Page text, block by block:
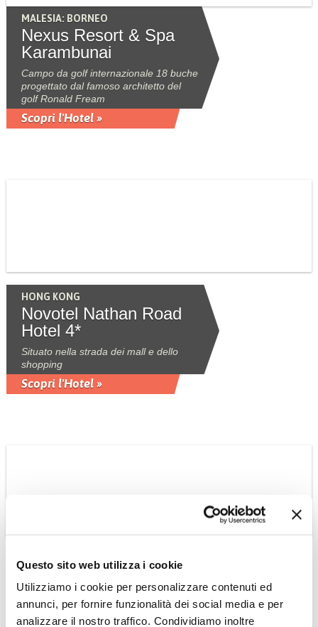
Questo sito web utilizza i cookie
Utilizziamo i cookie per personalizzare contenuti ed
annunci, per fornire funzionalità dei social media e per
analizzare il nostro traffico. Condividiamo inoltre
MALESIA: BORNEO
Nexus Resort & Spa
Karambunai
Campo da golf internazionale 18 buche
progettato dal famoso architetto del
golf Ronald Fream
Scopri l'Hotel »
HONG KONG
Novotel Nathan Road
Hotel 4*
Situato nella strada dei mall e dello
shopping
Scopri l'Hotel »
Nusa Dua Beach Hotel
& spa 4*sup